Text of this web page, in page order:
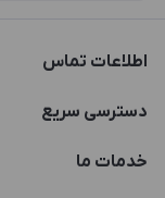
اطلاعات تماس
021-88846810-1
دسترسی سریع
حساب کاربری
خدمات ما